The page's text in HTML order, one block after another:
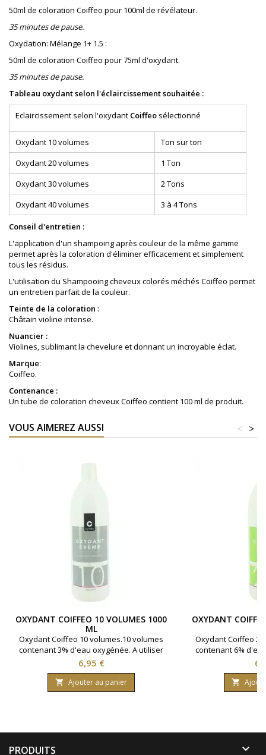
50ml de coloration Coiffeo pour 100ml de révélateur.
35 minutes de pause.
Oxydation: Mélange 1+ 1.5 :
50ml de coloration Coiffeo pour 75ml d'oxydant.
35 minutes de pause.
Tableau oxydant selon l'éclaircissement souhaitée :
Eclaircissement selon l'oxydant Coiffeo sélectionné
Oxydant 10 volumes
Ton sur ton
Oxydant 20 volumes
1 Ton
Oxydant 30 volumes
2 Tons
Oxydant 40 volumes
3 à 4 Tons
Conseil d'entretien :
L'application d'un shampoing après couleur de la même gamme
permet après la coloration d'éliminer efficacement et simplement
tous les résidus.
L'utilisation du Shampooing cheveux colorés méchés Coiffeo permet
un entretien parfait de la couleur.
Teinte de la coloration :
Châtain violine intense.
Nuancier :
Violines, sublimant la chevelure et donnant un incroyable éclat.
Marque:
Coiffeo.
Contenance :
Un tube de coloration cheveux Coiffeo contient 100 ml de produit.
VOUS AIMEREZ AUSSI >
<
OXYDANT COIFFEO 10 VOLUMES 1000
ML
Oxydant Coiffeo 10 volumes.10 volumes
contenant 3% d'eau oxygénée. A utiliser
avec la coloration cheveux Coiffeo pour
un parfait rendu.Bouteille contenant 1000
ml.
Prix
6,95 €
 Ajouter au panier
OXYDANT
Oxydant Coiffeo
contenant 6%
avec la coloration
un parfait

PRODUITS 